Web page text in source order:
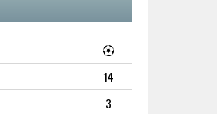
14
3